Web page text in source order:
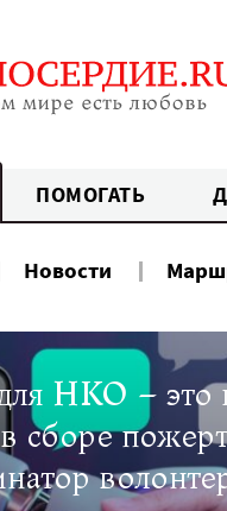
ПОМОГАТЬ
Новости
НКО – это
сборе